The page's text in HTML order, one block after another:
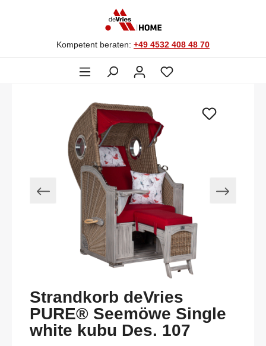
Kompetent beraten: +49 4532 408 48 70
Strandkorb deVries
PURE® Seemöwe Single
white kubu Des. 107